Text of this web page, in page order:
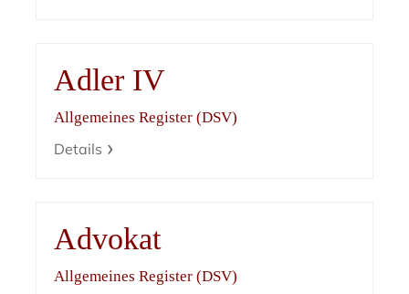
Adler IV
Allgemeines Register (DSV)
Details
Advokat
Allgemeines Register (DSV)